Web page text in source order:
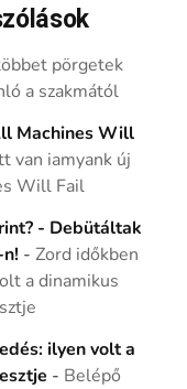
pörgetek
a szakmától
Machines Will
van iamyank új
Will Fail
- Debütáltak
-Zord időkben
a dinamikus
ilyen volt a
- Belépő